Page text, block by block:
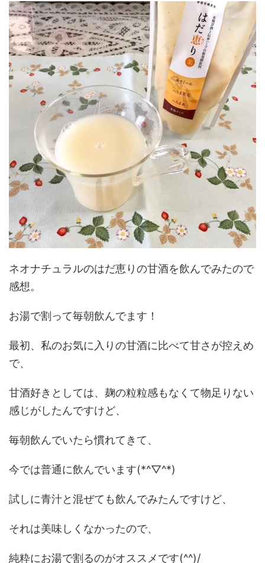
ネオナチュラルのはだ恵りの甘酒を飲んでみたので
感想。
お湯で割って毎朝飲んでます！
最初、私のお気に入りの甘酒に比べて甘さが控えめ
で、
甘酒好きとしては、麹の粒粒感もなくて物足りない
感じがしたんですけど、
毎朝飲んでいたら慣れてきて、
今では普通に飲んでいます(*^▽^*)
試しに青汁と混ぜても飲んでみたんですけど、
それは美味しくなかったので、
純粋にお湯で割るのがオススメです(^^)/